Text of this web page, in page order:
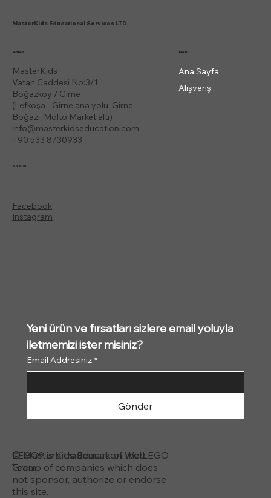
MasterKids Educational Services LTD
MasterKids
Vatan Caddesi No:3/1
Boğazköy / Girne
(Lefkoşa - Girne ana yolu, Girne
Boğazı, Molto Market altı)
info@masterkidseducation.com
+90 533 8730933
Adres Menu
Ana Sayfa
Alışveriş
Facebook
Instagram
Social
Yeni ürün ve fırsatları sizlere email yoluyla
iletmemizi ister misiniz?
Email Addresiniz *
Gönder
© MasterKids Education Web
Team
LEGO® is a trademark of the LEGO
Group of companies which does
not sponsor, authorize or endorse
this site.